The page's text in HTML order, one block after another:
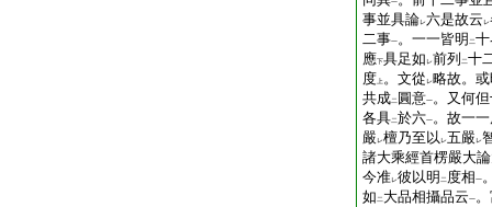
一
事並具論レ六是故云 レ
二事一。一一皆明 二
應下具足如 レ前列 二十
度 上 。文從 レ略故。
共成二 圓意一。又何
各具二於六一。故一
嚴 レ檀乃至以 レ五嚴 レ
諸大乘經首楞嚴大
今准レ彼以明 二 度相一
如 二 大品相攝品云一